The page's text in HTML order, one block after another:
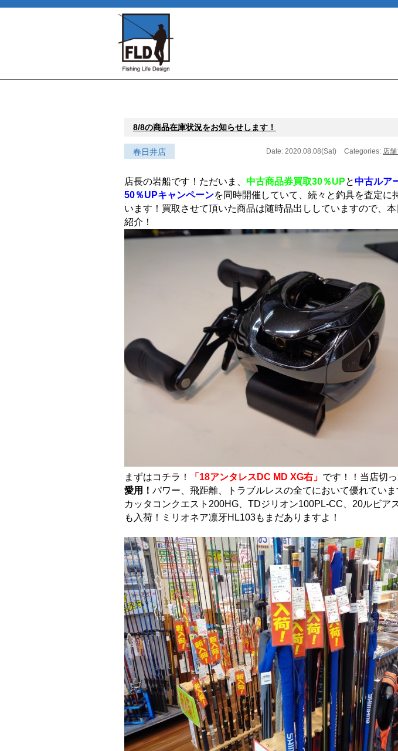
8/8の商品在庫状況をお知らせします！
春日井店 Date: 2020.08.08(Sat) Categories: 店
店長の岩船です！ただいま、 中古商品券買取30％UPと中古ルア
50％UPキャンペーンを同時開催していて、続々と釣具を査定に
います！買取させて頂いた商品は随時品出ししていますので、
紹介！
まずはコチラ！ 「18アンタレスDC MD XG右」 です！！当店切
愛用！ パワー、飛距離、トラブルレスの全てにおいて優れてい
カッタコンクエスト200HG、TDジリオン100PL-CC、20ルビア
も入荷！ミリオネア凛牙HL103もまだありますよ！